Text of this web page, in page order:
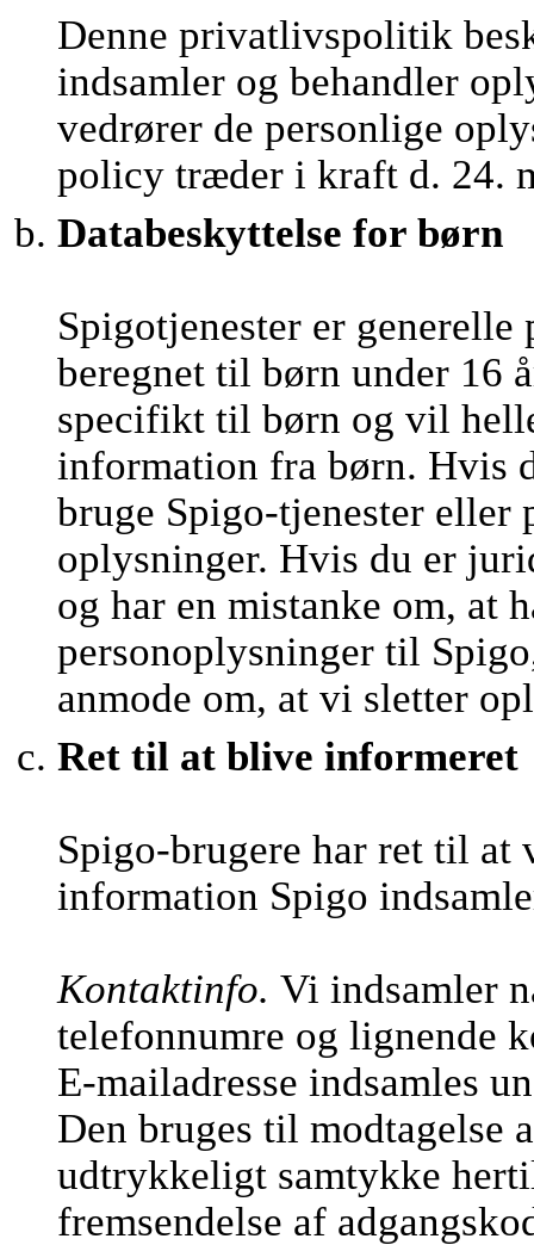
Denne privatlivspolitik
indsamler og behandler
vedrører de personlige
policy træder i kraft d. 24.
Databeskyttelse for børn
Spigotjenester er
beregnet til børn under 16
specifikt til børn og vil
information fra børn. Hvis
bruge Spigo-tjenester eller
oplysninger. Hvis du er
og har en mistanke om, at
personoplysninger til
anmode om, at vi sletter
Ret til at blive informeret
Spigo-brugere har ret til
information Spigo
Kontaktinfo. Vi indsamler
telefonnumre og lignende
E-mailadresse indsamles
Den bruges til modtagelse
udtrykkeligt samtykke
fremsendelse af